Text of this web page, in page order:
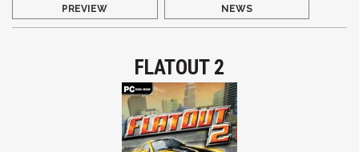
PREVIEW NEWS
FLATOUT 2